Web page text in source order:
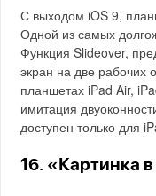
С выходом iOS 9,
Одной из самых
Функция Slideover,
экран на две рабочих
планшетах iPad Air,
имитация
доступен только для
16. «Картинка